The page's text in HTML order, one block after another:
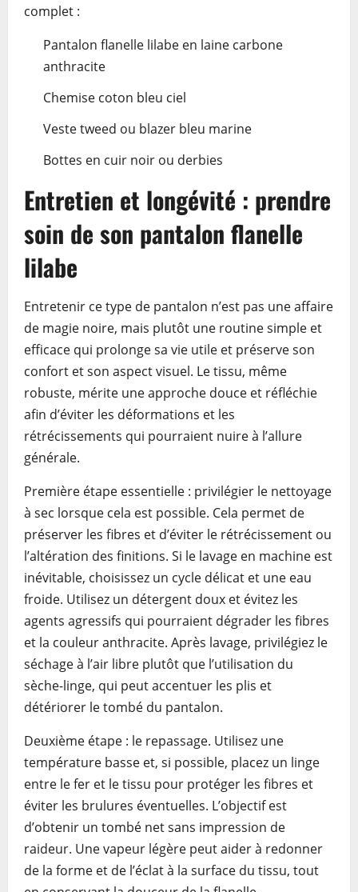
complet :
Pantalon flanelle lilabe en laine carbone
anthracite
Chemise coton bleu ciel
Veste tweed ou blazer bleu marine
Bottes en cuir noir ou derbies
Entretien et longévité : prendre
soin de son pantalon flanelle
lilabe
Entretenir ce type de pantalon n’est pas une affaire
de magie noire, mais plutôt une routine simple et
efficace qui prolonge sa vie utile et préserve son
confort et son aspect visuel. Le tissu, même
robuste, mérite une approche douce et réfléchie
afin d’éviter les déformations et les
rétrécissements qui pourraient nuire à l’allure
générale.
Première étape essentielle : privilégier le nettoyage
à sec lorsque cela est possible. Cela permet de
préserver les fibres et d’éviter le rétrécissement ou
l’altération des finitions. Si le lavage en machine est
inévitable, choisissez un cycle délicat et une eau
froide. Utilisez un détergent doux et évitez les
agents agressifs qui pourraient dégrader les fibres
et la couleur anthracite. Après lavage, privilégiez le
séchage à l’air libre plutôt que l’utilisation du
sèche-linge, qui peut accentuer les plis et
détériorer le tombé du pantalon.
Deuxième étape : le repassage. Utilisez une
température basse et, si possible, placez un linge
entre le fer et le tissu pour protéger les fibres et
éviter les brulures éventuelles. L’objectif est
d’obtenir un tombé net sans impression de
raideur. Une vapeur légère peut aider à redonner
de la forme et de l’éclat à la surface du tissu, tout